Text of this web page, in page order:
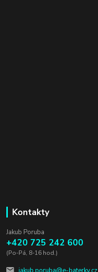
Kontakty
Jakub Poruba
+420 725 242 600
(Po-Pá, 8-16 hod.)